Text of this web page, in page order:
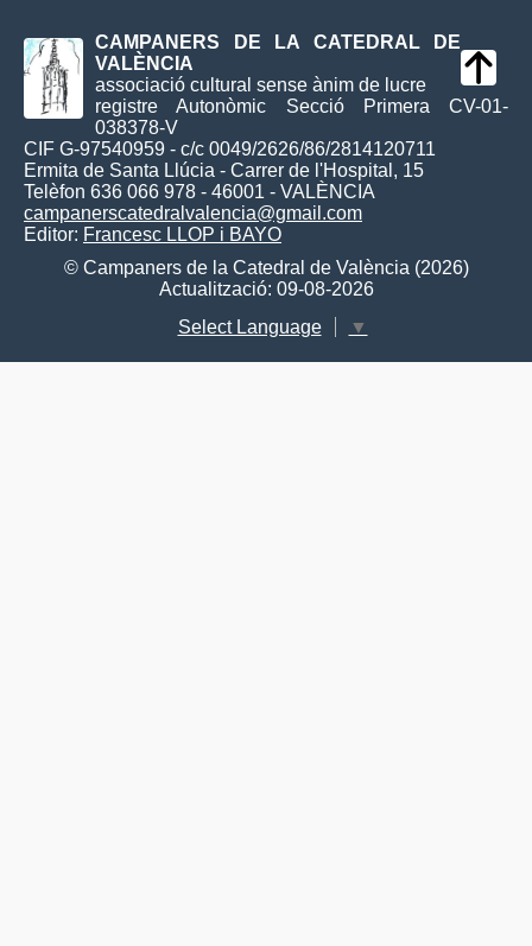
CAMPANERS DE LA CATEDRAL DE
VALÈNCIA
associació cultural sense ànim de lucre
registre Autonòmic Secció Primera CV-01-
038378-V
CIF G-97540959 - c/c 0049/2626/86/2814120711
Ermita de Santa Llúcia - Carrer de l'Hospital, 15
Telèfon 636 066 978 - 46001 - VALÈNCIA
campanerscatedralvalencia@gmail.com
Editor: Francesc LLOP i BAYO
© Campaners de la Catedral de València (2026)
Actualització: 09-08-2026
Select Language
▼